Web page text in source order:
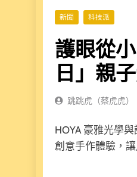
新聞 科技派
護眼從
日」親
跳跳虎（蔡虎虎）
HOYA 豪雅光學
創意手作體驗，